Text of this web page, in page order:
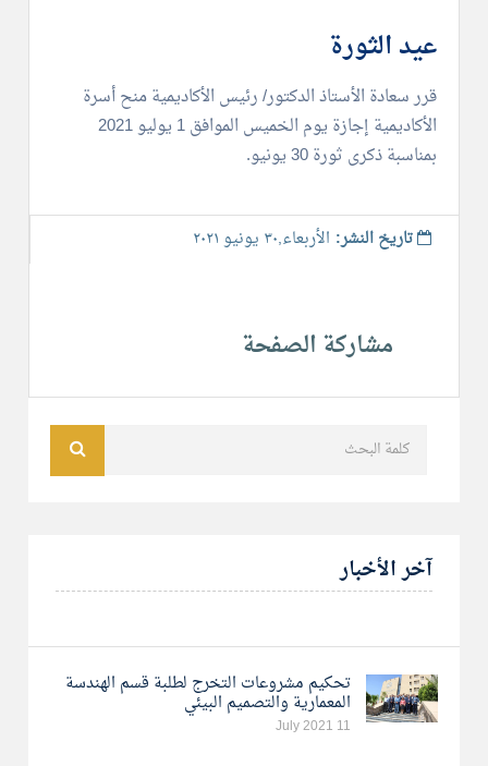
عيد الثورة
قرر سعادة الأستاذ الدكتور/ رئيس الأكاديمية منح أسرة
الأكاديمية إجازة يوم الخميس الموافق 1 يوليو 2021
بمناسبة ذكرى ثورة 30 يونيو.
تاريخ النشر: الأربعاء,٣٠ يونيو ٢٠٢١
مشاركة الصفحة
آخر الأخبار
تحكيم مشروعات التخرج لطلبة قسم الهندسة
المعمارية والتصميم البيئي
11 July 2021